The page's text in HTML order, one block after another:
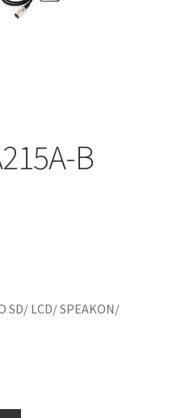
B
SD/ LCD/ SPEAKON/